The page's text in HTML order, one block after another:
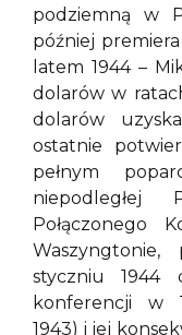
podziemną w
później
latem 1944 –
dolarów w
dolarów
ostatnie
pełnym
Połączonego
styczniu 1944
konferencji w
1943) i jej